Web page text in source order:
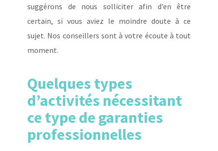
suggérons de nous solliciter afin d’en être
certain, si vous aviez le moindre doute à ce
sujet. Nos conseillers sont à votre écoute à tout
moment.
Quelques types
d’activités nécessitant
ce type de garanties
professionnelles